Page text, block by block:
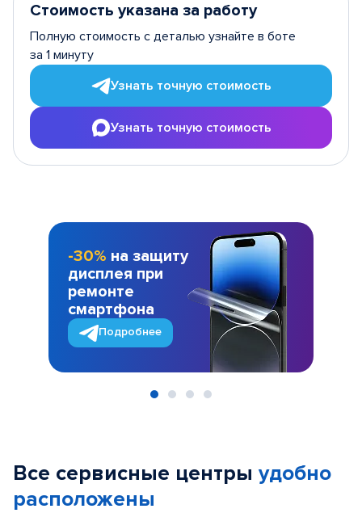
Стоимость указана за работу
Полную стоимость с деталью узнайте в боте
за 1 минуту
Узнать точную стоимость
Узнать точную стоимость
-30% на защиту
дисплея при
ремонте
смартфона
Подробнее
Все сервисные центры удобно
расположены